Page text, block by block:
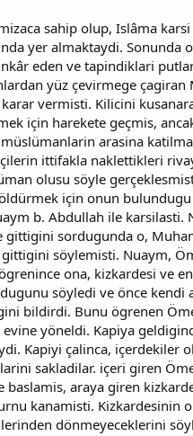
sahip olup, Islâma
yer almaktaydi. Sonunda
eden ve tapindiklari
yüz çevirmege çagiran
vermisti. Kilicini
için harekete geçmis,
arasina
ittifakla naklettikleri
olusu söyle
için onun
b. Abdullah ile karsilasti.
gittigini sordugunda o,
söylemisti. Nuaym,
ona, kizkardesi ve
söyledi ve önce kendi
bildirdi. Bunu ögrenen
yöneldi. Kapiya
Kapiyi çalinca, içerdekiler
sakladilar. içeri giren
baslamis, araya giren
kanamisti. Kizkardesinin
dönmeyeceklerini